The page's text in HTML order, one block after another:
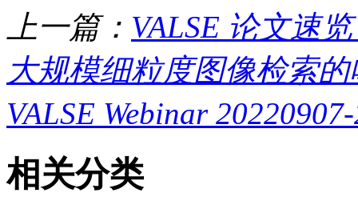
上一篇： VALSE 论文速
大规模细粒度图像检索
VALSE Webinar
相关分类